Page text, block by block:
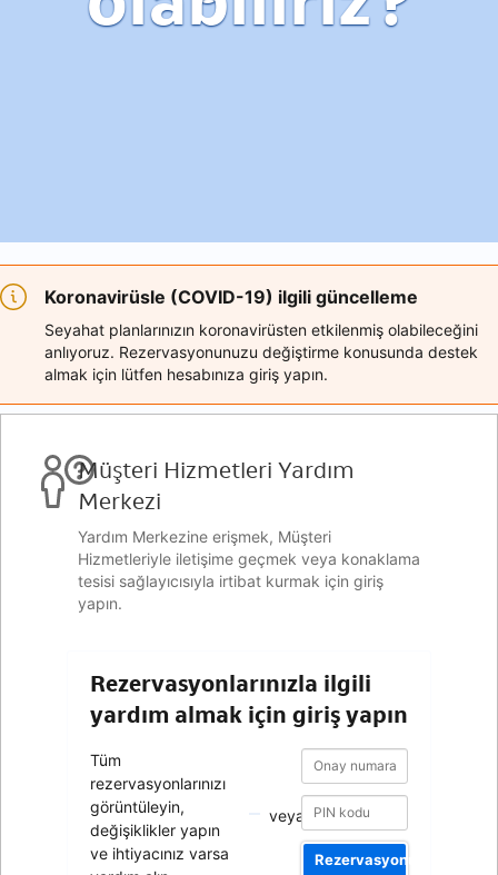
Koronavirüsle (COVID-19) ilgili güncelleme
Seyahat planlarınızın koronavirüsten etkilenmiş olabileceğini
anlıyoruz. Rezervasyonunuzu değiştirme konusunda destek
almak için lütfen hesabınıza giriş yapın.
Müşteri Hizmetleri Yardım
Merkezi
Yardım Merkezine erişmek, Müşteri
Hizmetleriyle iletişime geçmek veya konaklama
tesisi sağlayıcısıyla irtibat kurmak için giriş
yapın.
Rezervasyonlarınızla ilgili
yardım almak için giriş yapın
Tüm
rezervasyonlarınızı
görüntüleyin,
değişiklikler yapın
ve ihtiyacınız varsa
veya
Onay
numarası
Onay
numarası
Rezervasyonumu